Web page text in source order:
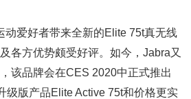
爱好者带来全新的Elite 75t真无线
各方优势颇受好评。如今，Jabra又
该品牌会在CES 2020中正式推出
级版产品Elite Active 75t和价格更实